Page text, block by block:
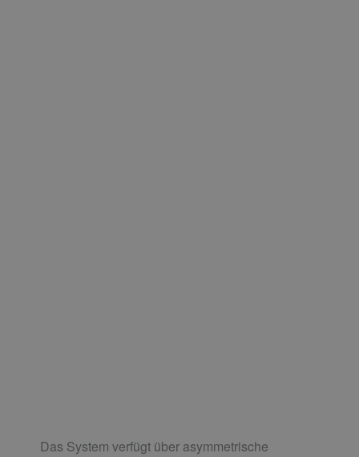
Das System verfügt über asymmetrische